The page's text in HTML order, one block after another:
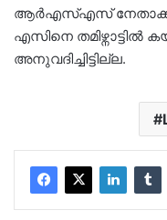
ആർഎസ്എസ്
എസിനെ തമിഴ്നാട്ടിൽ
അനുവദിച്ചിട്ടില്ല.